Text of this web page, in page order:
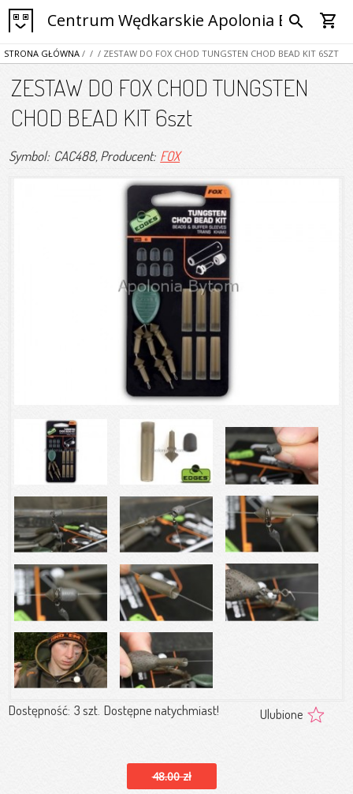
Centrum Wędkarskie Apolonia Bytom
search shopping_cart
STRONA GŁÓWNA / / / ZESTAW DO FOX CHOD TUNGSTEN CHOD BEAD KIT 6SZT
ZESTAW DO FOX CHOD TUNGSTEN
CHOD BEAD KIT 6szt
Symbol: CAC488, Producent: FOX
Dostępność: 3 szt. Dostępne natychmiast! Ulubione
48.00 zł